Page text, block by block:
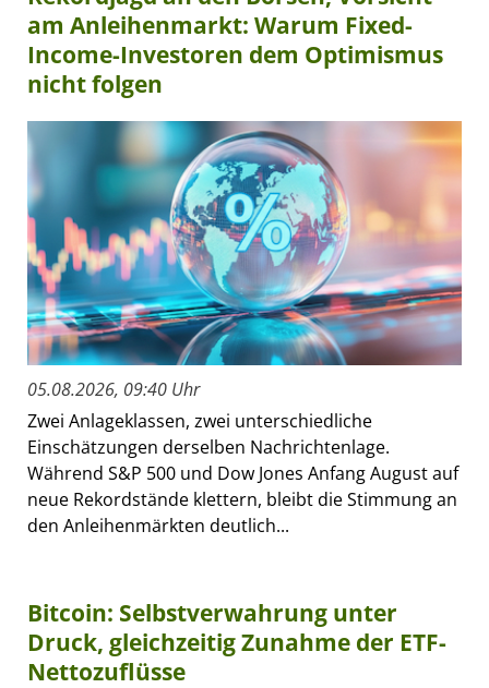
am Anleihenmarkt: Warum Fixed-
Income-Investoren dem Optimismus
nicht folgen
05.08.2026, 09:40 Uhr
Zwei Anlageklassen, zwei unterschiedliche
Einschätzungen derselben Nachrichtenlage.
Während S&P 500 und Dow Jones Anfang August auf
neue Rekordstände klettern, bleibt die Stimmung an
den Anleihenmärkten deutlich...
Bitcoin: Selbstverwahrung unter
Druck, gleichzeitig Zunahme der ETF-
Nettozuflüsse